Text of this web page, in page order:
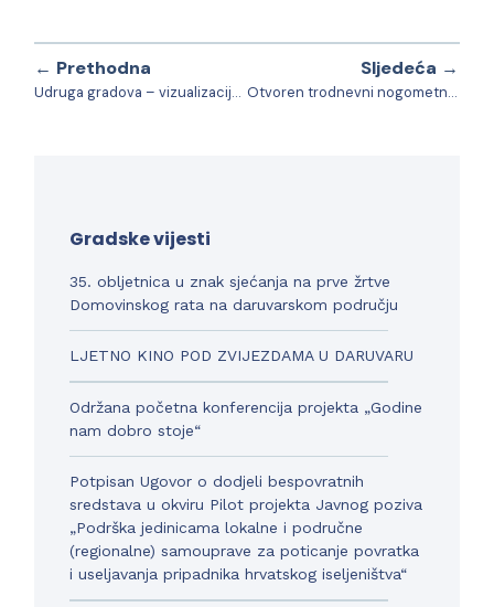
← Prethodna
Udruga gradova – vizualizacija proračuna Grada Daruvara za 2015. godinu
Sljedeća →
Otvoren trodnevni nogometni kamp nacionalnih manjina
Gradske vijesti
35. obljetnica u znak sjećanja na prve žrtve
Domovinskog rata na daruvarskom području
LJETNO KINO POD ZVIJEZDAMA U DARUVARU
Održana početna konferencija projekta „Godine
nam dobro stoje“
Potpisan Ugovor o dodjeli bespovratnih
sredstava u okviru Pilot projekta Javnog poziva
„Podrška jedinicama lokalne i područne
(regionalne) samouprave za poticanje povratka
i useljavanja pripadnika hrvatskog iseljeništva“